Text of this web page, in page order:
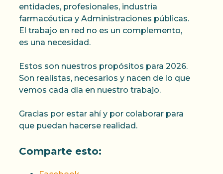
entidades, profesionales, industria
farmacéutica y Administraciones públicas.
El trabajo en red no es un complemento,
es una necesidad.
Estos son nuestros propósitos para 2026.
Son realistas, necesarios y nacen de lo que
vemos cada día en nuestro trabajo.
Gracias por estar ahí y por colaborar para
que puedan hacerse realidad.
Comparte esto: